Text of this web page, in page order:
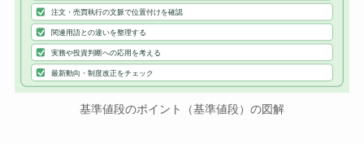
注文・売買執行の文脈で位置付けを確認
関連用語との違いを整理する
実務や投資判断への応用を考える
最新動向・制度改正をチェック
基準値段のポイント（基準値段）の図解